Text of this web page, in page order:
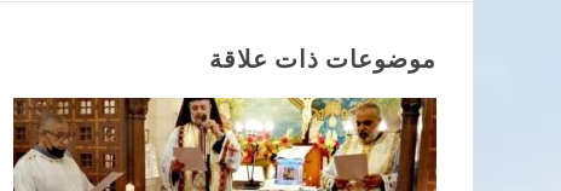
المقالات
موضوعات ذات علاقة